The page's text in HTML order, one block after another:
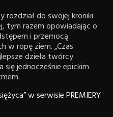
rozdział do swojej kroniki
tym razem opowiadając o
i przemocą
w ropę ziem. „Czas
dzieła twórcy
się jednocześnie epickim
w serwisie PREMIERY